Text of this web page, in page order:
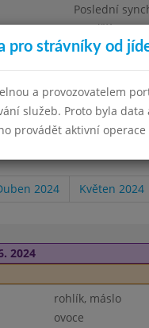
Poslední
Pondělí
Libá, okres Cheb,
Kontakty a informace
2024 Květen 2024
2024
rohlík, máslo
ovoce
pro strávníky od
a provozovatelem
služeb. Proto byla
provádět aktivní